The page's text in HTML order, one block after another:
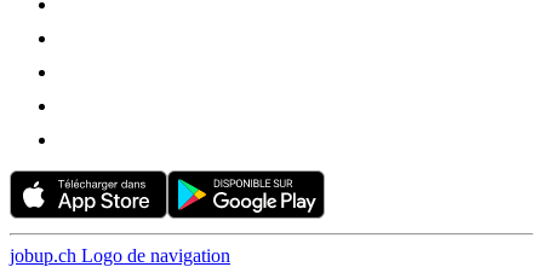
jobup.ch Logo de navigation